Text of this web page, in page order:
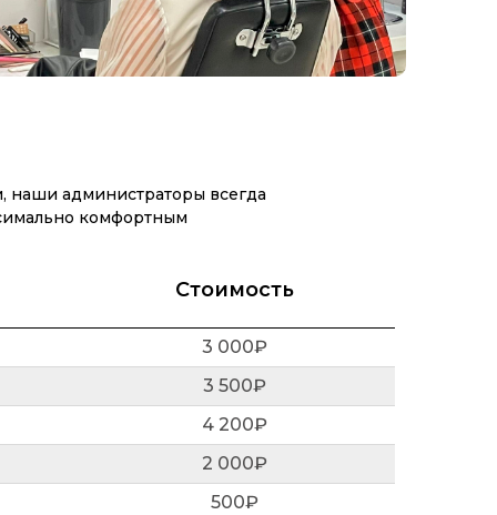
наши администраторы всегда
комфортным
Стоимость
3 000₽
3 500₽
4 200₽
2 000₽
500₽